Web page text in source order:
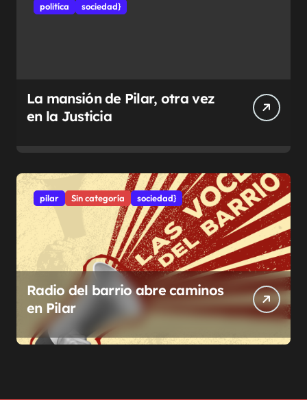
politíca sociedad}
La mansión de Pilar, otra vez
en la Justicia
pilar Sin categoría sociedad}
Radio del barrio abre caminos
en Pilar